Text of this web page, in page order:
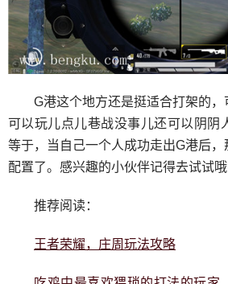
G港这个地方还是挺适合打架的，
可以玩儿点儿巷战没事儿还可以阴阴
等于，当自己一个人成功走出G港后
配置了。感兴趣的小伙伴记得去试试哦
推荐阅读：
王者荣耀，庄周玩法攻略